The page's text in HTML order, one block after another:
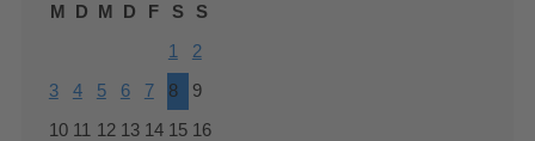
M
D M D F S S
1 2
3 4 5 6 7 8 9
10 11 12 13 14 15 16